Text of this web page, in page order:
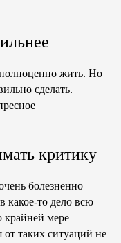
полноценно жить. Но
сделать.
критику
болезненно
какое-то дело всю
крайней мере
таких ситуаций не